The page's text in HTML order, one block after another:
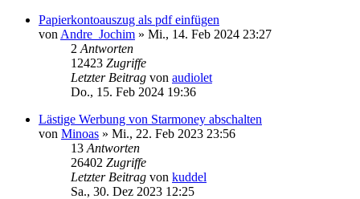
Papierkontoauszug als pdf einfügen
von Andre_Jochim » Mi., 14. Feb 2024 23:27
2 Antworten
12423 Zugriffe
Letzter Beitrag von audiolet
Do., 15. Feb 2024 19:36
Lästige Werbung von Starmoney abschalten
von Minoas » Mi., 22. Feb 2023 23:56
13 Antworten
26402 Zugriffe
Letzter Beitrag von kuddel
Sa., 30. Dez 2023 12:25